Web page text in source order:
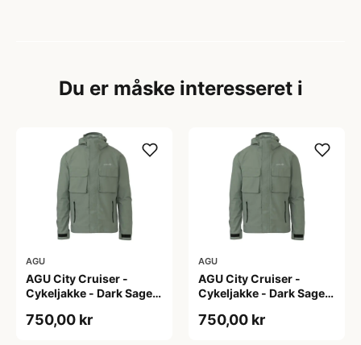
Du er måske interesseret i
AGU
AGU City Cruiser -
Cykeljakke - Dark Sage -
750,00 kr
AGU
AGU City Cruiser -
Cykeljakke - Dark Sage -
750,00 kr